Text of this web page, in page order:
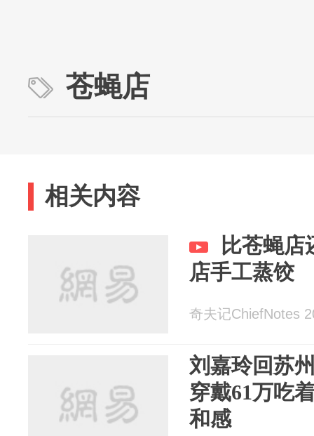
苍蝇店
相关内容
比苍蝇店
店手工蒸饺
奇夫记ChiefNotes
刘嘉玲回苏
穿戴61万吃
和感